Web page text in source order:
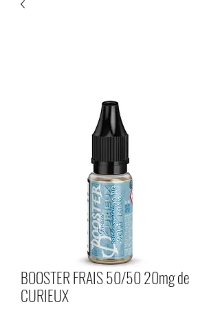
BOOSTER FRAIS 50/50 20mg de
CURIEUX